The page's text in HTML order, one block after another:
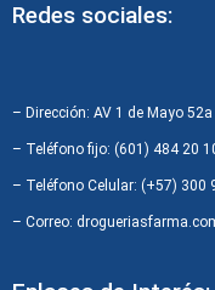
Redes sociales:
c
e
b
o
s
t
a
g
a
t
s
a
– Dirección: AV 1 de Mayo
– Teléfono fijo: (601) 484 20
– Teléfono Celular: (+57) 300
– Correo: